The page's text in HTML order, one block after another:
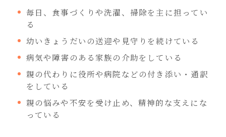
毎日、食事づくりや洗濯、掃除を主に担ってい
る
幼いきょうだいの送迎や見守りを続けている
病気や障害のある家族の介助をしている
親の代わりに役所や病院などの付き添い・通訳
をしている
親の悩みや不安を受け止め、精神的な支えにな
っている